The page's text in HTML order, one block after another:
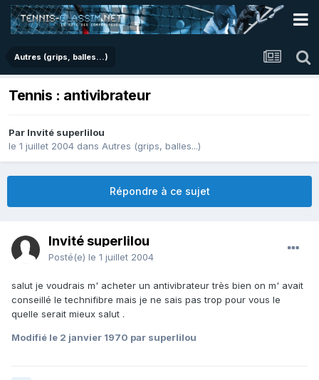
Autres (grips, balles...)
Tennis : antivibrateur
Par Invité superlilou
le 1 juillet 2004 dans Autres (grips, balles...)
Répondre à ce sujet
Invité superlilou
Posté(e) le 1 juillet 2004
salut je voudrais m' acheter un antivibrateur très bien on m' avait
conseillé le technifibre mais je ne sais pas trop pour vous le
quelle serait mieux salut .
Modifié le 2 janvier 1970 par superlilou